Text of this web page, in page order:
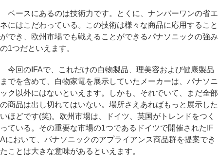
ベースにあるのは技術力です。とくに、ナンバーワンの省エ
ネにはこだわっている。この技術は様々な商品に応用すること
ができ、欧州市場でも戦えることができるパナソニックの強み
の1つだといえます。
今回のIFAで、これだけの白物製品、理美容および健康製品
までを含めて、白物家電を展示していたメーカーは、パナソニ
ック以外にはないといえます。しかも、それでいて、まだ全部
の商品は出し切れてはいない。場所さえあればもっと展示した
いほどです(笑)。欧州市場は、ドイツ、英国がトレンドをつく
っている。その重要な市場の1つであるドイツで開催されたIF
Aにおいて、パナソニックのアプライアンス商品群を提案でき
たことは大きな意味があるといえます。